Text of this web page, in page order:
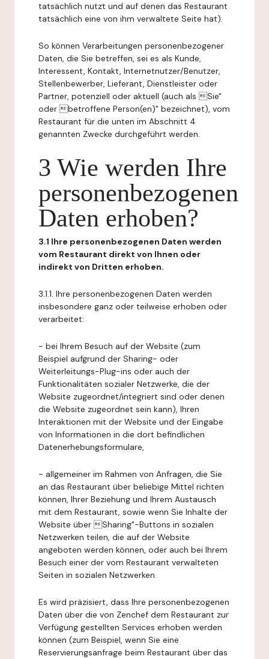
tatsächlich nutzt und auf denen das Restaurant
tatsächlich eine von ihm verwaltete Seite hat).
So können Verarbeitungen personenbezogener
Daten, die Sie betreffen, sei es als Kunde,
Interessent, Kontakt, Internetnutzer/Benutzer,
Stellenbewerber, Lieferant, Dienstleister oder
Partner, potenziell oder aktuell (auch als Sie"
oder betroffene Person(en)" bezeichnet), vom
Restaurant für die unten im Abschnitt 4
genannten Zwecke durchgeführt werden.
3 Wie werden Ihre
personenbezogenen
Daten erhoben?
3.1 Ihre personenbezogenen Daten werden
vom Restaurant direkt von Ihnen oder
indirekt von Dritten erhoben.
3.1.1. Ihre personenbezogenen Daten werden
insbesondere ganz oder teilweise erhoben oder
verarbeitet:
- bei Ihrem Besuch auf der Website (zum
Beispiel aufgrund der Sharing- oder
Weiterleitungs-Plug-ins oder auch der
Funktionalitäten sozialer Netzwerke, die der
Website zugeordnet/integriert sind oder denen
die Website zugeordnet sein kann), Ihren
Interaktionen mit der Website und der Eingabe
von Informationen in die dort befindlichen
Datenerhebungsformulare,
- allgemeiner im Rahmen von Anfragen, die Sie
an das Restaurant über beliebige Mittel richten
können, Ihrer Beziehung und Ihrem Austausch
mit dem Restaurant, sowie wenn Sie Inhalte der
Website über Sharing"-Buttons in sozialen
Netzwerken teilen, die auf der Website
angeboten werden können, oder auch bei Ihrem
Besuch einer der vom Restaurant verwalteten
Seiten in sozialen Netzwerken.
Es wird präzisiert, dass Ihre personenbezogenen
Daten über die von Zenchef dem Restaurant zur
Verfügung gestellten Services erhoben werden
können (zum Beispiel, wenn Sie eine
Reservierungsanfrage beim Restaurant über das